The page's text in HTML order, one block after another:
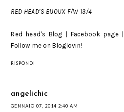
RED HEAD’S BIJOUX F/W 13/4
Red head's Blog Facebook page|
Follow me on Bloglovin!
RISPONDI
angelichic
GENNAIO 07, 2014 2:40 AM